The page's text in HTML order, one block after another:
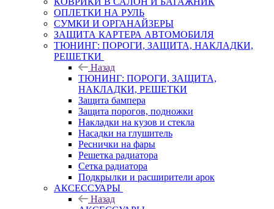
ОПЛЕТКИ НА РУЛЬ
СУМКИ И ОРГАНАЙЗЕРЫ
ЗАЩИТА КАРТЕРА АВТОМОБИЛЯ
ТЮНИНГ: ПОРОГИ, ЗАЩИТА, НАКЛАДКИ,
РЕШЕТКИ
Назад
ТЮНИНГ: ПОРОГИ, ЗАЩИТА,
НАКЛАДКИ, РЕШЕТКИ
Защита бампера
Защита порогов, подножки
Накладки на кузов и стекла
Насадки на глушитель
Реснички на фары
Решетка радиатора
Сетка радиатора
Подкрылки и расширители арок
АКСЕССУАРЫ
Назад